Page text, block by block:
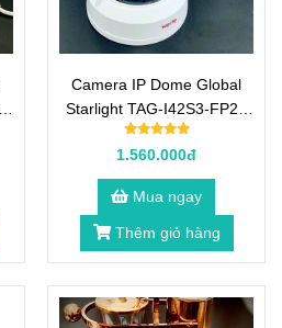
Camera IP Dome Global
Starlight TAG-I42S3-FP28
2.0 Megapixel
1.560.000đ
Mua ngay
Thêm giỏ hàng